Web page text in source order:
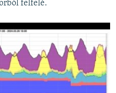
felfelé.